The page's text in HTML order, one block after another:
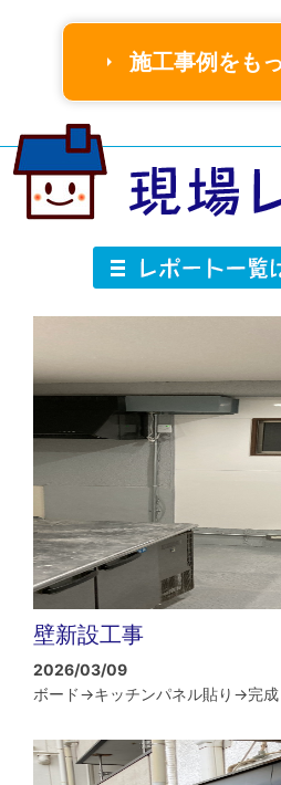
施工事例をも
壁新設工事
2026/03/09
ボード→キッチンパネル貼り→完成